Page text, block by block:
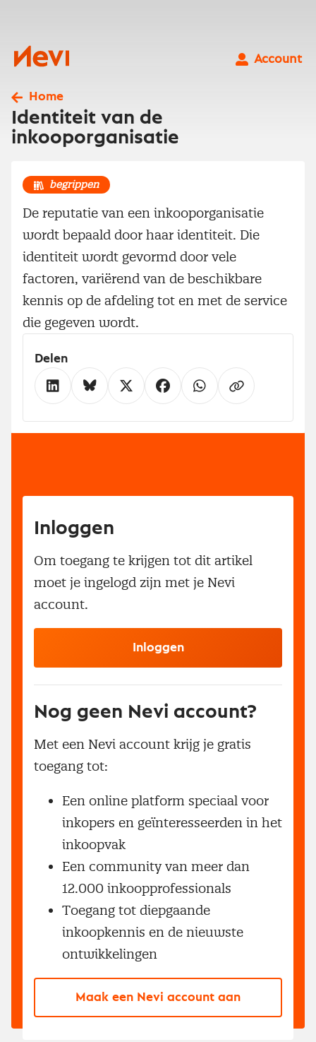
Nevi
Account
Home
Identiteit van de
inkooporganisatie
begrippen
De reputatie van een inkooporganisatie
wordt bepaald door haar identiteit. Die
identiteit wordt gevormd door vele
factoren, variërend van de beschikbare
kennis op de afdeling tot en met de service
die gegeven wordt.
Delen
Inloggen
Om toegang te krijgen tot dit artikel
moet je ingelogd zijn met je Nevi
account.
Inloggen
Nog geen Nevi account?
Met een Nevi account krijg je gratis
toegang tot:
Een online platform speciaal voor
inkopers en geïnteresseerden in het
inkoopvak
Een community van meer dan
12.000 inkoopprofessionals
Toegang tot diepgaande
inkoopkennis en de nieuwste
ontwikkelingen
Maak een Nevi account aan